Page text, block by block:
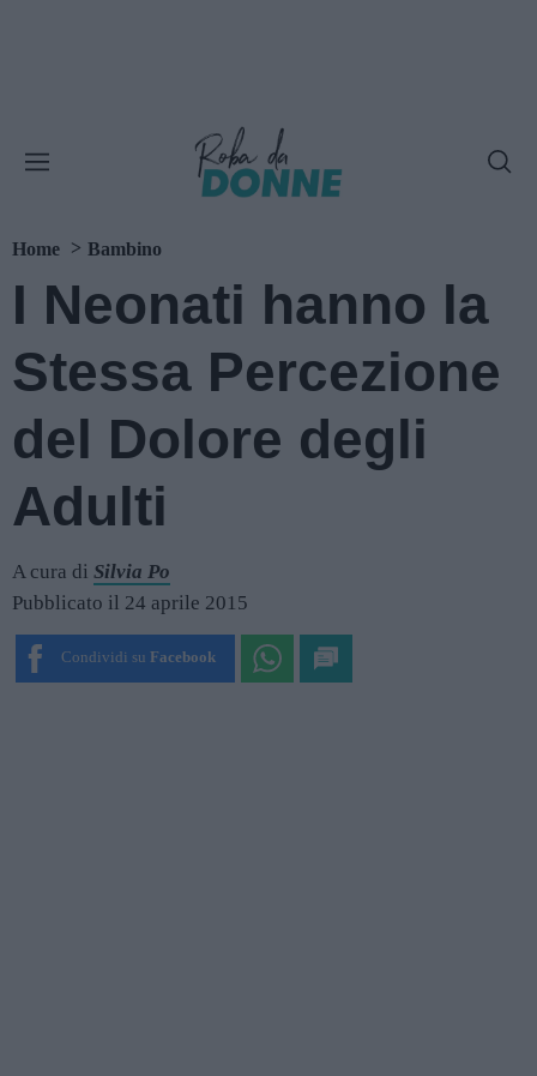
Home Bambino
I Neonati hanno la
Stessa Percezione
del Dolore degli
Adulti
A cura di Silvia Po
Pubblicato il 24 aprile 2015
Condividi su Facebook